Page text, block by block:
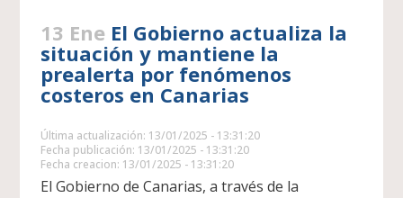
13 Ene El Gobierno actualiza la
situación y mantiene la
prealerta por fenómenos
costeros en Canarias
Última actualización: 13/01/2025 - 13:31:20
Fecha publicación: 13/01/2025 - 13:31:20
Fecha creacion: 13/01/2025 - 13:31:20
El Gobierno de Canarias, a través de la